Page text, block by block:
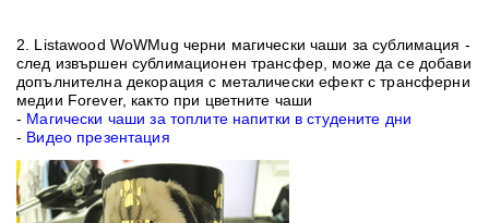
2. Listawood WoWMug черни магически чаши за сублимация -
след извършен сублимационен трансфер, може да се добави
допълнителна декорация с металически ефект с трансферни
медии Forever, както при цветните чаши
- Магически чаши за топлите напитки в студените дни
- Видео презентация